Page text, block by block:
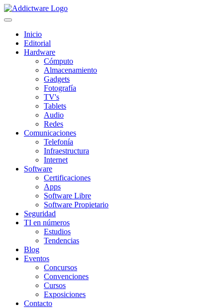
Inicio
Editorial
Hardware
Cómputo
Almacenamiento
Gadgets
Fotografía
TV's
Tablets
Audio
Redes
Comunicaciones
Telefonía
Infraestructura
Internet
Software
Certificaciones
Apps
Software Libre
Software Propietario
Seguridad
TI en números
Estudios
Tendencias
Blog
Eventos
Concursos
Convenciones
Cursos
Exposiciones
Contacto